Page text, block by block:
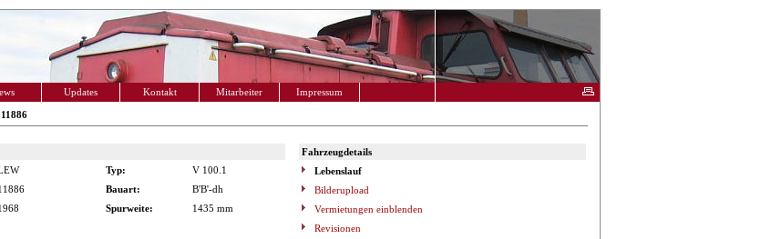
Updates Kontakt Mitarbeiter Impressum
Fahrzeugdetails
Typ: V 100.1
Lebenslauf
Bauart: B'B'-dh
Bilderupload
Spurweite: 1435 mm
Vermietungen einblenden
Revisionen